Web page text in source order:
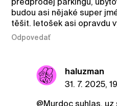
budou asi nějaké super
těšit. letošek asi opravdu
Odpovedať
haluzman
31. 7. 2025,
@Murdocsuhlas, uz